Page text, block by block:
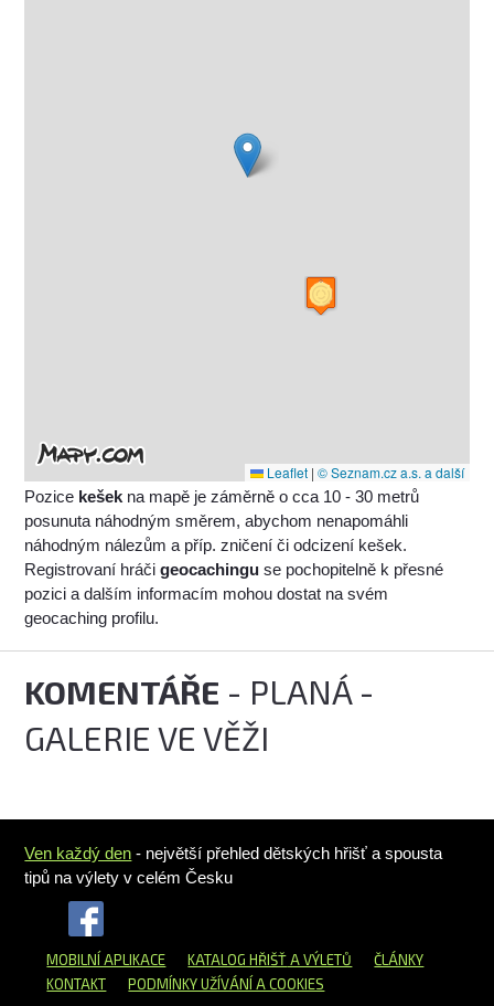
Leaflet | © Seznam.cz a.s. a další
Pozice kešek na mapě je záměrně o cca 10 - 30 metrů
posunuta náhodným směrem, abychom nenapomáhli
náhodným nálezům a příp. zničení či odcizení kešek.
Registrovaní hráčigeocachingu se pochopitelně k přesné
pozici a dalším informacím mohou dostat na svém
geocaching profilu.
KOMENTÁŘE - PLANÁ -
GALERIE VE VĚŽI
Ven každý den - největší přehled dětských hřišť a spousta
tipů na výlety v celém Česku
MOBILNÍ APLIKACE KATALOG HŘIŠŤA VÝLETŮ
ČLÁNKY
KONTAKT
PODMÍNKY UŽÍVÁNÍ A COOKIES